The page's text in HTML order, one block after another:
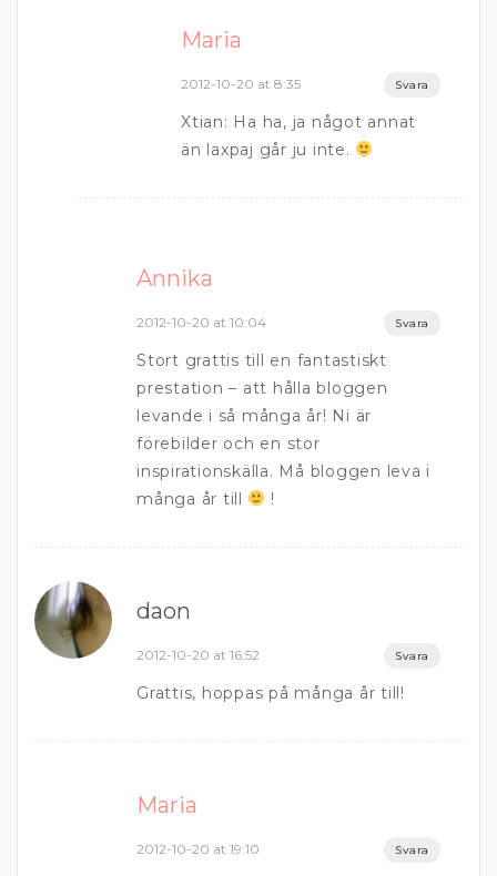
Maria
2012-10-20 at 8:35 Svara
Xtian: Ha ha, ja något annat
än laxpaj går ju inte.
Annika
2012-10-20 at 10:04 Svara
Stort grattis till en fantastiskt
prestation – att hålla bloggen
levande i så många år! Ni är
förebilder och en stor
inspirationskälla. Må bloggen leva i
många år till
!
daon
2012-10-20 at 16:52 Svara
Grattis, hoppas på många år till!
Maria
2012-10-20 at 19:10 Svara